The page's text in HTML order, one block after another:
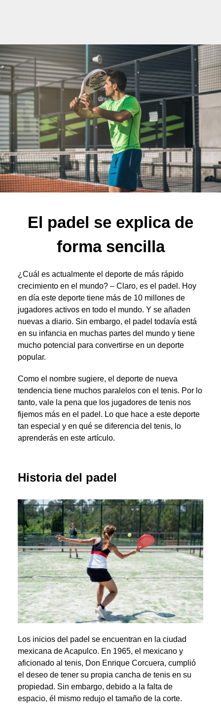
El padel se explica de
forma sencilla
¿Cuál es actualmente el deporte de más rápido
crecimiento en el mundo? – Claro, es el padel. Hoy
en día este deporte tiene más de 10 millones de
jugadores activos en todo el mundo. Y se añaden
nuevas a diario. Sin embargo, el padel todavía está
en su infancia en muchas partes del mundo y tiene
mucho potencial para convertirse en un deporte
popular.
Como el nombre sugiere, el deporte de nueva
tendencia tiene muchos paralelos con el tenis. Por lo
tanto, vale la pena que los jugadores de tenis nos
fijemos más en el padel. Lo que hace a este deporte
tan especial y en qué se diferencia del tenis, lo
aprenderás en este artículo.
Historia del padel
Los inicios del padel se encuentran en la ciudad
mexicana de Acapulco. En 1965, el mexicano y
aficionado al tenis, Don Enrique Corcuera, cumplió
el deseo de tener su propia cancha de tenis en su
propiedad. Sin embargo, debido a la falta de
espacio, él mismo redujo el tamaño de la corte.